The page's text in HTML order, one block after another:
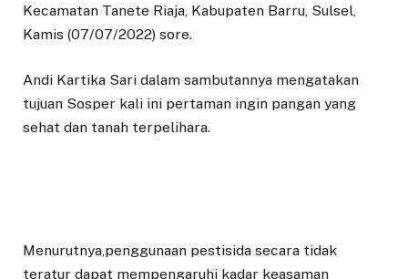
Kecamatan Tanete Riaja, Kabupaten Barru, Sulsel,
Kamis (07/07/2022) sore.
Andi Kartika Sari dalam sambutannya mengatakan
tujuan Sosper kali ini pertaman ingin pangan yang
sehat dan tanah terpelihara.
Menurutnya,penggunaan pestisida secara tidak
teratur dapat mempengaruhi kadar keasaman